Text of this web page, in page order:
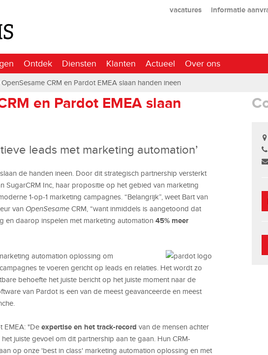
vacatures informatie
Ontdek Diensten Klanten Actueel Over ons
OpenSesame CRM en Pardot EMEA slaan handen ineen
en Pardot EMEA slaan
leads met marketing automation’
de handen ineen. Door dit strategisch partnership versterkt
SugarCRM Inc, haar propositie op het gebied van marketing
1-op-1 marketing campagnes. “Belangrijk”, weet Bart van
van OpenSesame CRM, “want inmiddels is aangetoond dat
en daarop inspelen met marketing automation 45% meer
automation oplossing om
te voeren gericht op leads en relaties. Het wordt zo
behoefte het juiste bericht op het juiste moment naar de
van Pardot is een van de meest geavanceerde en meest
EMEA: "De expertise en het track-record van de mensen achter
juiste gevoel om dit partnership aan te gaan. Hun CRM-
op onze 'best in class' marketing automation oplossing en met